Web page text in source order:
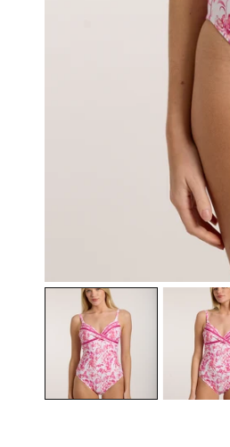
ÖFFNEN SIE